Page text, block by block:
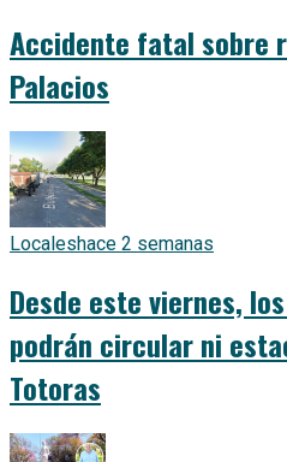
Accidente fatal sobre
Palacios
Localeshace 2 semanas
Desde este viernes,
podrán circular ni
Totoras